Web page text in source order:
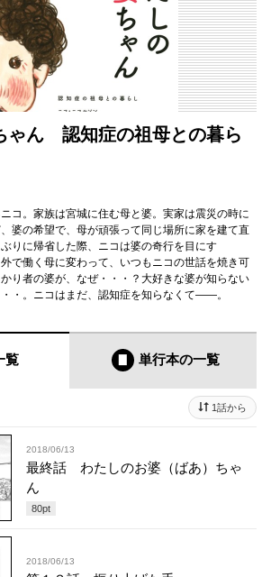
ゃん 認知症の祖母との暮ら
コ。家族は宮城に住む母と婆。実家は震災の時に
婆の希望で、母が頑張って同じ場所に家を建て直
りに帰省した際、ニコは婆の奇行を目にす
で働く母に変わって、いつもニコの世話を焼き可
り者の婆が、なぜ・・・？大好きな婆が知らない
・。ニコはまだ、認知症を知らなくて――。
覧 単行本の一覧
1話から
2018/06/13
最終話 わたしのお婆（ばあ）ちゃ
ん
80pt
2018/06/13